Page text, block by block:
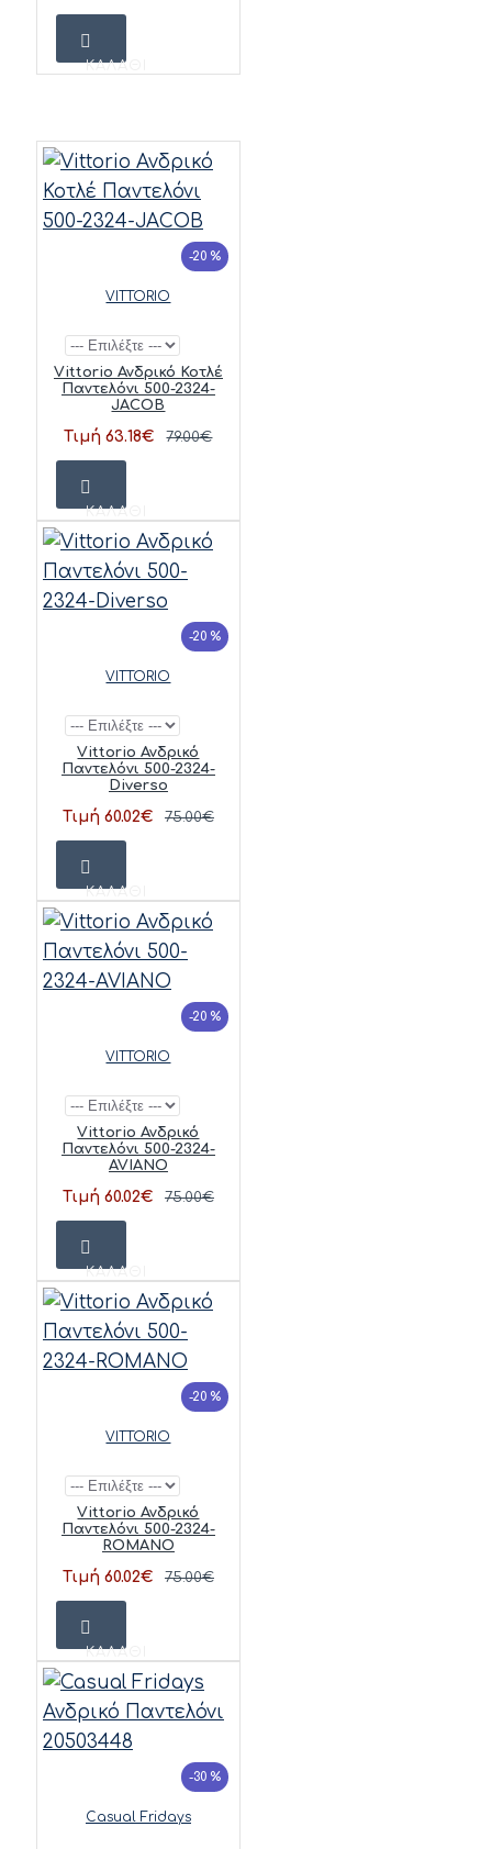
ΚΑΛΆΘΙ
-20 %
VITTORIO
Vittorio Ανδρικό Κοτλέ
Παντελόνι 500-2324-
JACOB
Τιμή 63.18€ 79.00€
ΚΑΛΆΘΙ
-20 %
VITTORIO
Vittorio Ανδρικό
Παντελόνι 500-2324-
Diverso
Τιμή 60.02€ 75.00€
ΚΑΛΆΘΙ
-20 %
VITTORIO
Vittorio Ανδρικό
Παντελόνι 500-2324-
AVIANO
Τιμή 60.02€ 75.00€
ΚΑΛΆΘΙ
-20 %
VITTORIO
Vittorio Ανδρικό
Παντελόνι 500-2324-
ROMANO
Τιμή 60.02€ 75.00€
ΚΑΛΆΘΙ
-30 %
Casual Fridays